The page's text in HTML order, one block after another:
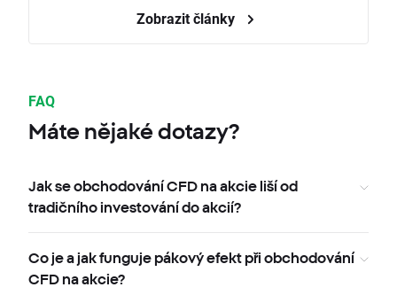
Zobrazit články
FAQ
Máte nějaké dotazy?
Jak se obchodování CFD na akcie liší od
tradičního investování do akcií?
Co je a jak funguje pákový efekt při obchodování
CFD na akcie?